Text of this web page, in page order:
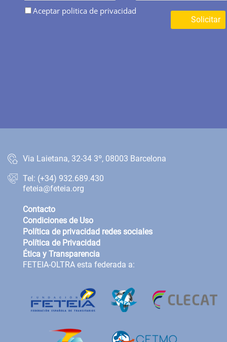
Aceptar politica de privacidad
Solicitar
Via Laietana, 32-34 3º, 08003 Barcelona
Tel: (+34) 932.689.430
feteia@feteia.org
Contacto
Condiciones de Uso
Política de privacidad redes sociales
Política de Privacidad
Ética y Transparencia
FETEIA-OLTRA esta federada a: